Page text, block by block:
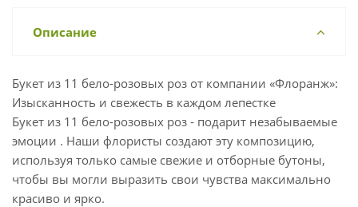
Описание
Букет из 11 бело-розовых роз от компании «Флоранж»:
Изысканность и свежесть в каждом лепестке
Букет из 11 бело-розовых роз - подарит незабываемые
эмоции . Наши флористы создают эту композицию,
используя только самые свежие и отборные бутоны,
чтобы вы могли выразить свои чувства максимально
красиво и ярко.